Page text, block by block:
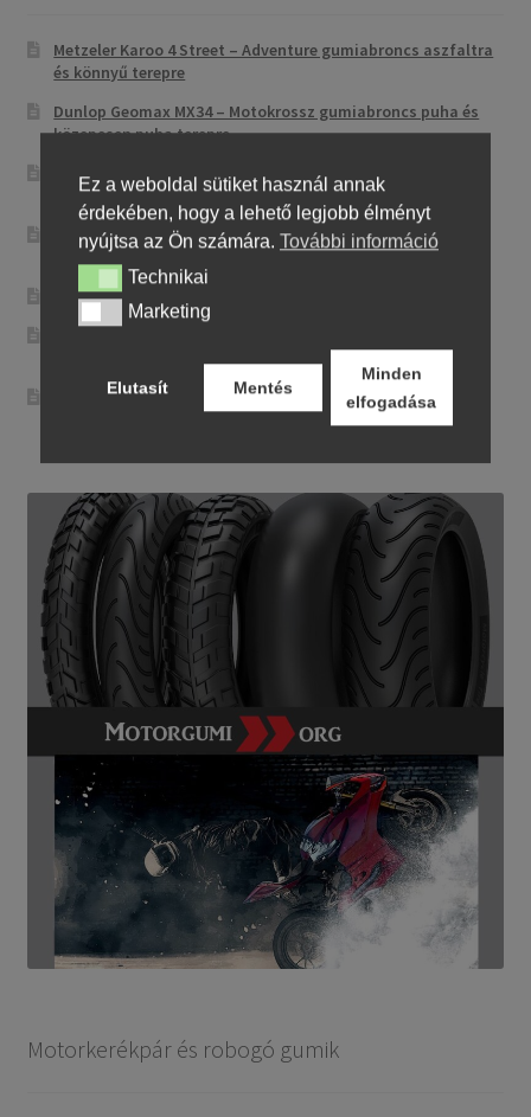
Metzeler Karoo 4 Street – Adventure gumiabroncs aszfaltra
és könnyű terepre
Dunlop Geomax MX34 – Motokrossz gumiabroncs puha és
közepesen puha terepre
Mitas Street Force – Kiegyensúlyozott sport-túra utcai
abroncs
CST CM-NK01 – Sportos utcai abroncs precíz
irányíthatósággal
Maxxis MA-ST3 – Sport-touring abroncs
Metzeler Perfect ME 77 – Klasszikus touring-abroncs
kényelmes városi és országúti motorozáshoz
Motorkerékpár és robogó gumik
Ez a weboldal sütiket használ annak
érdekében, hogy a lehető legjobb élményt
nyújtsa az Ön számára. További információ
TechnikaiTechnikai
MarketingMarketing
Elutasít Mentés
Minden
elfogadása